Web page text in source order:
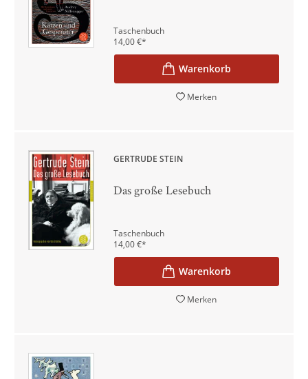
Taschenbuch
14,00€*
Merken
GERTRUDE STEIN
Das große Lesebuch
Taschenbuch
14,00€*
Merken